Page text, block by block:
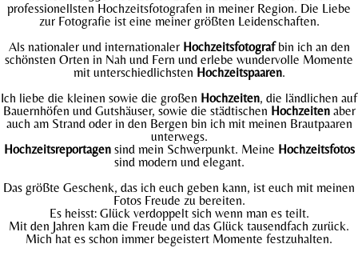
professionellsten Hochzeitsfotografen in meiner Region. Die Liebe
zur Fotografie ist eine meiner größten Leidenschaften.
Als nationaler und internationaler Hochzeitsfotografbin ich an den
schönsten Orten in Nah und Fern und erlebe wundervolle Momente
mit unterschiedlichsten Hochzeitspaaren.
Ich liebe die kleinen sowie die großen Hochzeiten, die ländlichen auf
Bauernhöfen und Gutshäuser, sowie die städtischen Hochzeitenaber
auch am Strand oder in den Bergen bin ich mit meinen Brautpaaren
unterwegs.
Hochzeitsreportagensind mein Schwerpunkt. Meine Hochzeitsfotos
sind modern und elegant.
Das größte Geschenk, das ich euch geben kann, ist euch mit meinen
Fotos Freude zu bereiten.
Es heisst: Glück verdoppelt sich wenn man es teilt.
Mit den Jahren kam die Freude und das Glück tausendfach zurück.
Mich hat es schon immer begeistert Momente festzuhalten.